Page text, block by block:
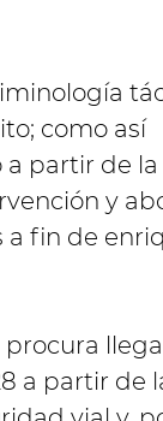
como así
partir de la
y
a fin de
a partir de